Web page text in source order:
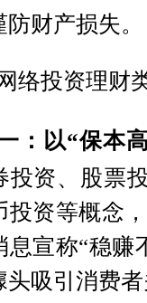
财产损失。
络投资理财
：以“保本
投资、股票
投资等概念
息宣称“稳赚
头吸引消费